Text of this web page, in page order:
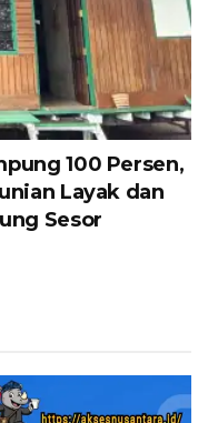
100 Persen,
Layak dan
Sesor